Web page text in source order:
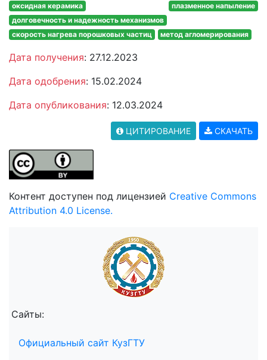
оксидная керамика
плазменное напыление
долговечность и надежность механизмов
скорость нагрева порошковых частиц
метод агломерирования
Дата получения: 27.12.2023
Дата одобрения: 15.02.2024
Дата опубликования: 12.03.2024
ЦИТИРОВАНИЕ СКАЧАТЬ
Контент доступен под лицензией Creative Commons
Attribution 4.0 License.
Сайты:
Официальный сайт КузГТУ